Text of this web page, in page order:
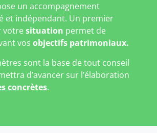
un accompagnement
et indépendant. Un premier
votresituation permet de
vos objectifs patrimoniaux.
sont la base de tout conseil
d’avancer sur l’élaboration
concrètes.